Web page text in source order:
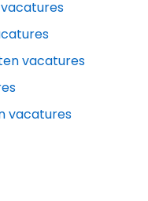
vacatures
vacatures